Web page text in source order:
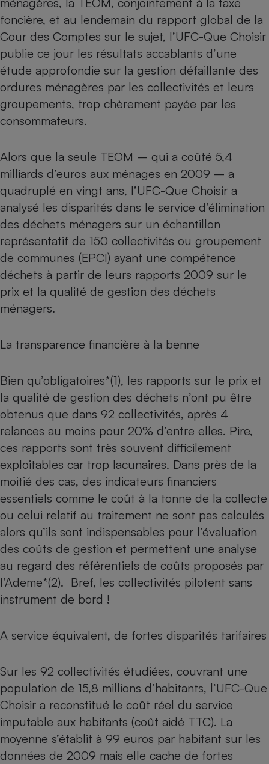
foncière, et au lendemain du rapport global de la
Cour des Comptes sur le sujet, l’UFC-Que Choisir
publie ce jour les résultats accablants d’une
étude approfondie sur la gestion défaillante des
ordures ménagères par les collectivités et leurs
groupements, trop chèrement payée par les
consommateurs.
Alors que la seule TEOM – qui a coûté 5,4
milliards d’euros aux ménages en 2009 – a
quadruplé en vingt ans, l’UFC-Que Choisir a
analysé les disparités dans le service d’élimination
des déchets ménagers sur un échantillon
représentatif de 150 collectivités ou groupement
de communes (EPCI) ayant une compétence
déchets à partir de leurs rapports 2009 sur le
prix et la qualité de gestion des déchets
ménagers.
La transparence financière à la benne
Bien qu’obligatoires*(1), les rapports sur le prix et
la qualité de gestion des déchets n’ont pu être
obtenus que dans 92 collectivités, après 4
relances au moins pour 20% d’entre elles. Pire,
ces rapports sont très souvent difficilement
exploitables car trop lacunaires. Dans près de la
moitié des cas, des indicateurs financiers
essentiels comme le coût à la tonne de la collecte
ou celui relatif au traitement ne sont pas calculés
alors qu’ils sont indispensables pour l’évaluation
des coûts de gestion et permettent une analyse
au regard des référentiels de coûts proposés par
l’Ademe*(2). Bref, les collectivités pilotent sans
instrument de bord !
A service équivalent, de fortes disparités tarifaires
Sur les 92 collectivités étudiées, couvrant une
population de 15,8 millions d’habitants, l’UFC-Que
Choisir a reconstitué le coût réel du service
imputable aux habitants (coût aidé TTC). La
moyenne s’établit à 99 euros par habitant sur les
données de 2009 mais elle cache de fortes
Complément
alimentaire
Assurance emprunteur
Petit électroménager -
Lave-linge
Plaque de cuisson à
Climatiseur -
Ventilateur
Cafetière à expressos
Robot ménager
Téléviseur
Téléphone mobile -
Smartphone
Antivirus
Radiateur électrique
Mutuelle
Antimoustique